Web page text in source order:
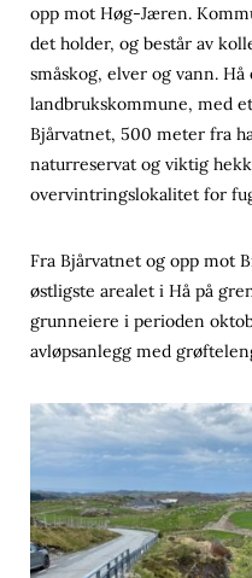
opp mot Høg-Jæren.
det holder, og består av
småskog, elver og vann. Hå
landbrukskommune, med
Bjårvatnet, 500 meter fra
naturreservat og viktig
overvintringslokalitet for
Fra Bjårvatnet og opp mot
østligste arealet i Hå på
grunneiere i perioden
avløpsanlegg med